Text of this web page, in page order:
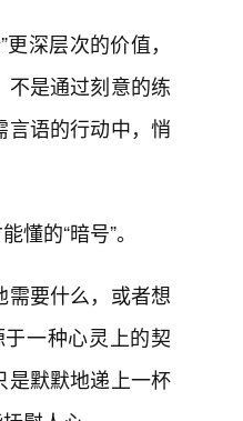
深层次的价值，
是通过刻意的练
言语的行动中，悄
的“暗号”。
需要什么，或者想
一种心灵上的契
是默默地递上一杯